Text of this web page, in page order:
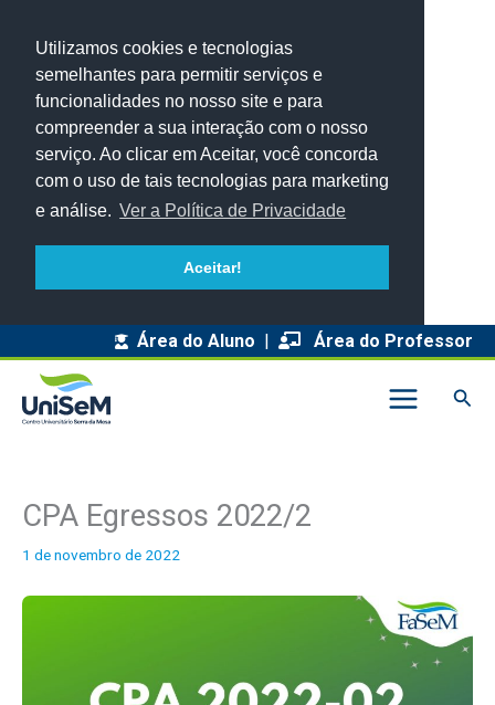
Utilizamos cookies e tecnologias
semelhantes para permitir serviços e
funcionalidades no nosso site e para
compreender a sua interação com o nosso
serviço. Ao clicar em Aceitar, você concorda
com o uso de tais tecnologias para marketing
e análise. Ver a Política de Privacidade
Aceitar!
Área do Aluno | Área do Professor
CPA Egressos 2022/2
1 de novembro de 2022
q
u
o
s